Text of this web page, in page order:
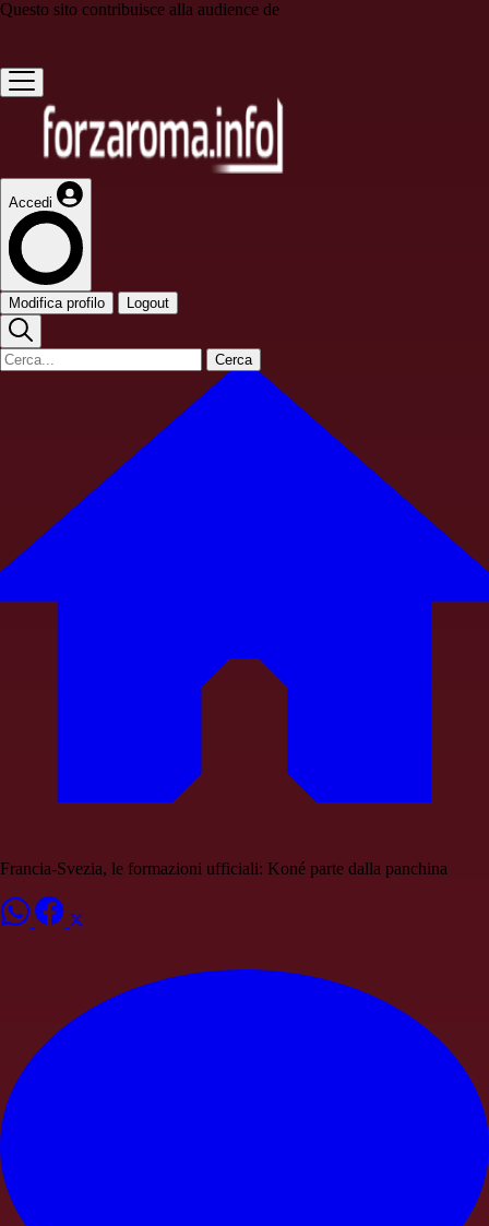
Questo sito contribuisce alla audience de
Accedi
Modifica profilo Logout
Cerca
Francia-Svezia, le formazioni ufficiali: Koné parte dalla panchina